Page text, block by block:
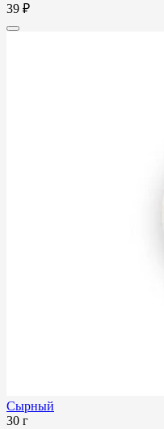
39 ₽
Сырный
30 г